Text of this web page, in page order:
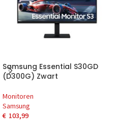
Samsung Essential S30GD
(D300G) Zwart
Monitoren
Samsung
€ 103,99